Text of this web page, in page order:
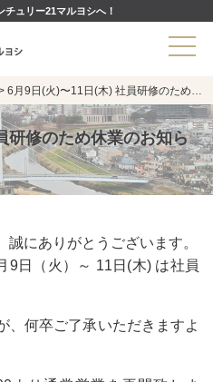
ュリー21マルヨシへ！
6月9日(火)〜11日(木) 社員研修のため休業のお知らせ
研修のため休業のお知ら
にありがとうございます。
9日（火）～ 11日(木) は社員
、何卒ご了承いただきますよ